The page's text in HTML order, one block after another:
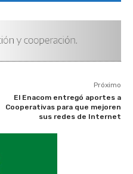
Próximo
El Enacom entregó aportes a
Cooperativas para que mejoren
sus redes de Internet